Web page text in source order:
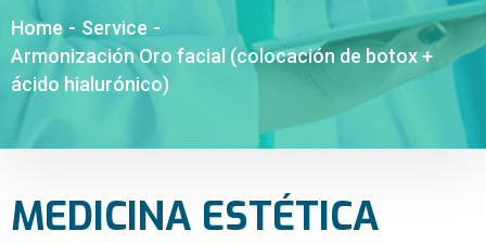
Home - Service -
Armonización Oro facial (colocación de botox +
ácido hialurónico)
MEDICINA ESTÉTICA